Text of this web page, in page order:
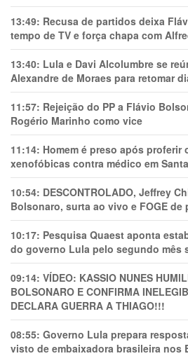
13:49: Recusa de partidos deixa
tempo de TV e força chapa com
13:40: Lula e Davi Alcolumbre se
Alexandre de Moraes para retomar
11:57: Rejeição do PP a Flávio
Rogério Marinho como vice
11:14: Homem é preso após proferir
xenofóbicas contra médico em
10:54: DESCONTROLADO, Jeffrey
Bolsonaro, surta ao vivo e FOGE de
10:17: Pesquisa Quaest aponta
do governo Lula pelo segundo mês
09:14: VÍDEO: KASSIO NUNES
BOLSONARO E CONFIRMA
DECLARA GUERRA A THIAGO!!!
08:55: Governo Lula prepara
visto de embaixadora brasileira nos